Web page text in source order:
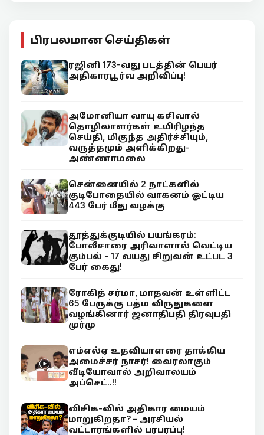
பிரபலமான செய்திகள்
ரஜினி 173-வது படத்தின் பெயர்
அதிகாரபூர்வ அறிவிப்பு!
அமோனியா வாயு கசிவால்
தொழிலாளர்கள் உயிரிழந்த
செய்தி, மிகுந்த அதிர்ச்சியும்,
வருத்தமும் அளிக்கிறது-
அண்ணாமலை
சென்னையில் 2 நாட்களில்
குடிபோதையில் வாகனம் ஓட்டிய
443 பேர் மீது வழக்கு
தூத்துக்குடியில் பயங்கரம்:
போலீசாரை அரிவாளால் வெட்டிய
கும்பல் - 17 வயது சிறுவன் உட்பட 3
பேர் கைது!
ரோகித் சர்மா, மாதவன் உள்ளிட்ட
65 பேருக்கு பத்ம விருதுகளை
வழங்கினார் ஜனாதிபதி திரவுபதி
முர்மு
எம்எல்ஏ உதவியாளரை தாக்கிய
அமைச்சர் நாசர்! வைரலாகும்
வீடியோவால் அறிவாலயம்
அப்செட்..!!
விசிக-வில் அதிகார மையம்
மாறுகிறதா? – அரசியல்
வட்டாரங்களில் பரபரப்பு!